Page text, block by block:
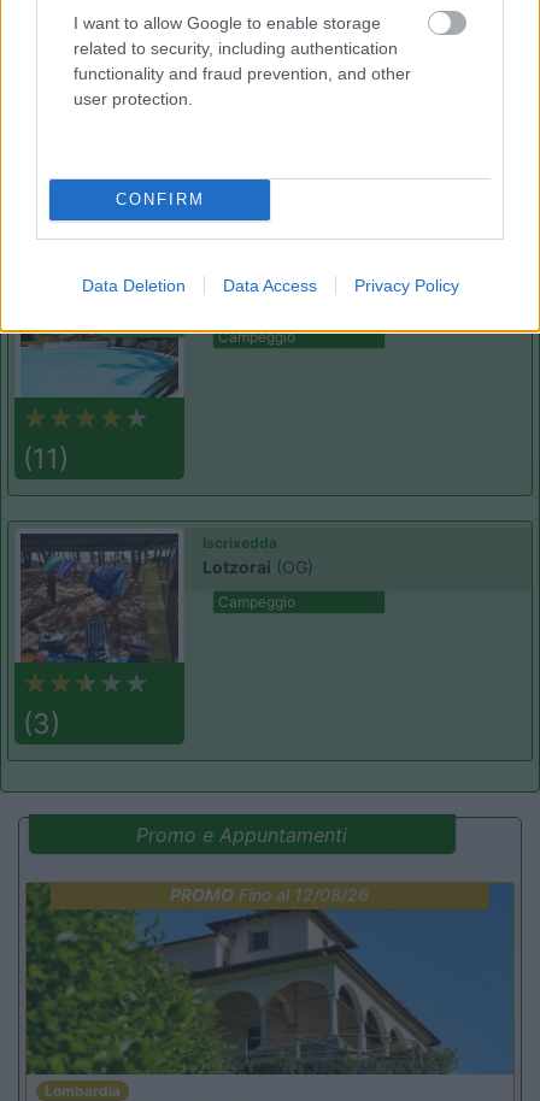
I want to allow Google to enable storage
related to security, including authentication
functionality and fraud prevention, and other
user protection.
CONFIRM
Data Deletion Data Access Privacy Policy
7.6 Camping Villaggio Cigno Bianco
Tortolì (OG)
Campeggio
7.6
(11)
Camping Village Orri
Tortolì
Campeggio
(3)
Iscrixedda
Lotzorai (OG)
Campeggio
Promo e Appuntamenti
PROMO Fino al 12/08/26
Lombardia